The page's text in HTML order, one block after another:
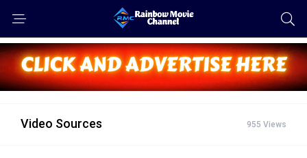
Video Sources 955 Views